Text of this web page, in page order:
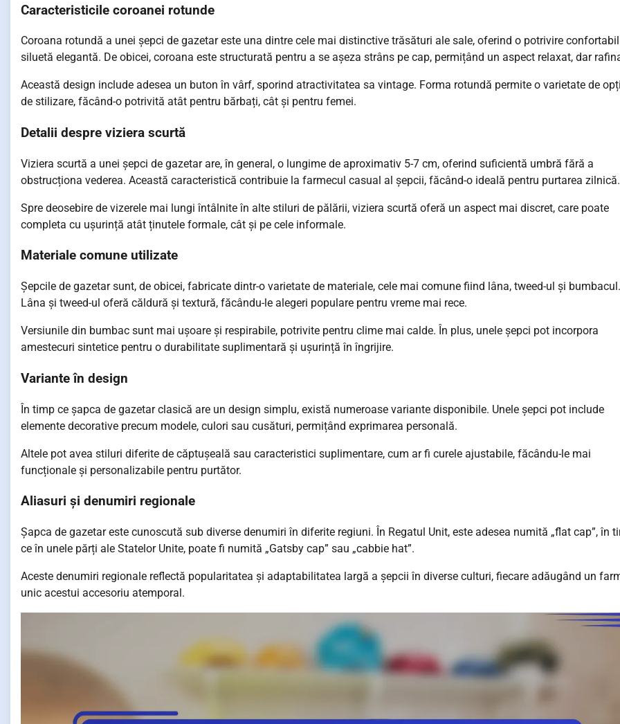
Caracteristicile coroanei rotunde
Coroana rotundă a unei șepci de gazetar este una dintre cele mai distinctive trăsături ale sale, oferind o potrivire
siluetă elegantă. De obicei, coroana este structurată pentru a se așeza strâns pe cap, permițând un aspect relaxat, dar
Această design include adesea un buton în vârf, sporind atractivitatea sa vintage. Forma rotundă permite o varietate de
de stilizare, făcând-o potrivită atât pentru bărbați, cât și pentru femei.
Detalii despre viziera scurtă
Viziera scurtă a unei șepci de gazetar are, în general, o lungime de aproximativ 5-7 cm, oferind suficientă umbră fără a
obstrucționa vederea. Această caracteristică contribuie la farmecul casual al șepcii, făcând-o ideală pentru purtarea zilnică.
Spre deosebire de vizerele mai lungi întâlnite în alte stiluri de pălării, viziera scurtă oferă un aspect mai discret, care poate
completa cu ușurință atât ținutele formale, cât și pe cele informale.
Materiale comune utilizate
Șepcile de gazetar sunt, de obicei, fabricate dintr-o varietate de materiale, cele mai comune fiind lâna, tweed-ul și bumbacul.
Lâna și tweed-ul oferă căldură și textură, făcându-le alegeri populare pentru vreme mai rece.
Versiunile din bumbac sunt mai ușoare și respirabile, potrivite pentru clime mai calde. În plus, unele șepci pot incorpora
amestecuri sintetice pentru o durabilitate suplimentară și ușurință în îngrijire.
Variante în design
În timp ce șapca de gazetar clasică are un design simplu, există numeroase variante disponibile. Unele șepci pot include
elemente decorative precum modele, culori sau cusături, permițând exprimarea personală.
Altele pot avea stiluri diferite de căptușeală sau caracteristici suplimentare, cum ar fi curele ajustabile, făcându-le mai
funcționale și personalizabile pentru purtător.
Aliasuri și denumiri regionale
Șapca de gazetar este cunoscută sub diverse denumiri în diferite regiuni. În Regatul Unit, este adesea numită „flat cap”, în
ce în unele părți ale Statelor Unite, poate fi numită „Gatsby cap” sau „cabbie hat”.
Aceste denumiri regionale reflectă popularitatea și adaptabilitatea largă a șepcii în diverse culturi, fiecare adăugând un
unic acestui accesoriu atemporal.